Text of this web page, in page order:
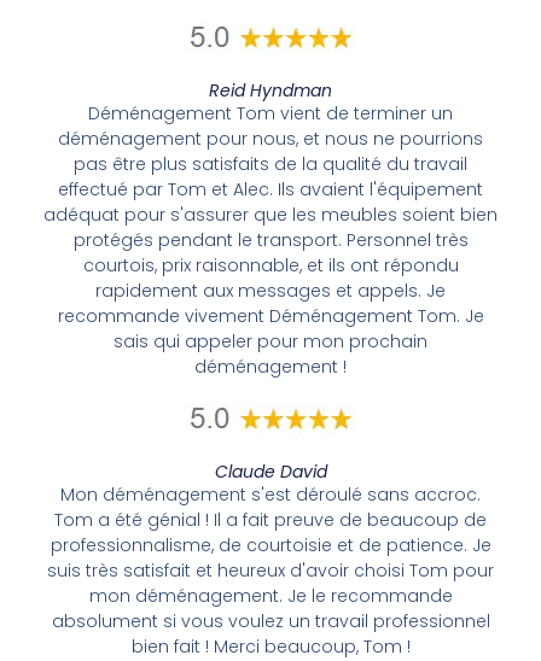
Reid Hyndman
Déménagement Tom vient de terminer un
déménagement pour nous, et nous ne pourrions
pas être plus satisfaits de la qualité du travail
effectué par Tom et Alec. Ils avaient l'équipement
adéquat pour s'assurer que les meubles soient bien
protégés pendant le transport. Personnel très
courtois, prix raisonnable, et ils ont répondu
rapidement aux messages et appels. Je
recommande vivement Déménagement Tom. Je
sais qui appeler pour mon prochain
déménagement !
Claude David
Mon déménagement s'est déroulé sans accroc.
Tom a été génial ! Il a fait preuve de beaucoup de
professionnalisme, de courtoisie et de patience. Je
suis très satisfait et heureux d'avoir choisi Tom pour
mon déménagement. Je le recommande
absolument si vous voulez un travail professionnel
bien fait ! Merci beaucoup, Tom !